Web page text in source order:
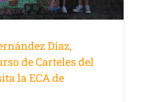
Díaz,
de Carteles del
la ECA de